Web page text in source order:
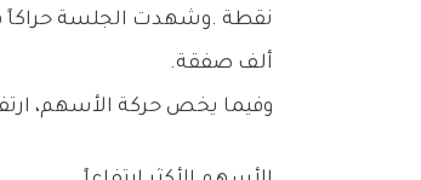
‬ألف‭ ‬صفقة‭.‬
وفيما‭ ‬يخص‭ ‬حركة‭ ‬الأسهم،‭ ‬ارتفعت‭ ‬أسعار‭ ‬29‭ ‬شركة،‭ ‬في‭ ‬مقابل‭ ‬تراجع‭ ‬14‭ ‬شركة‭ ‬فقط،‭ ‬بينما‭ ‬حافظت‭ ‬10‭ ‬شركات‭ ‬على‭ ‬مستويات‭ ‬إغلاقها‭ ‬السابقة‭ ‬دون‭ ‬تغيير‭.‬